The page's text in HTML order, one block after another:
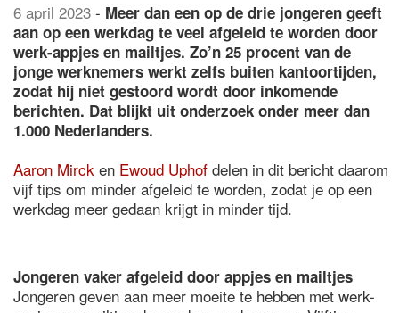
6 april 2023 - Meer dan een op de drie jongeren geeft
aan op een werkdag te veel afgeleid te worden door
werk-appjes en mailtjes. Zo’n 25 procent van de
jonge werknemers werkt zelfs buiten kantoortijden,
zodat hij niet gestoord wordt door inkomende
berichten. Dat blijkt uit onderzoek onder meer dan
1.000 Nederlanders.
Aaron Mirck en Ewoud Uphof delen in dit bericht daarom
vijf tips om minder afgeleid te worden, zodat je op een
werkdag meer gedaan krijgt in minder tijd.
Jongeren vaker afgeleid door appjes en mailtjes
Jongeren geven aan meer moeite te hebben met werk-